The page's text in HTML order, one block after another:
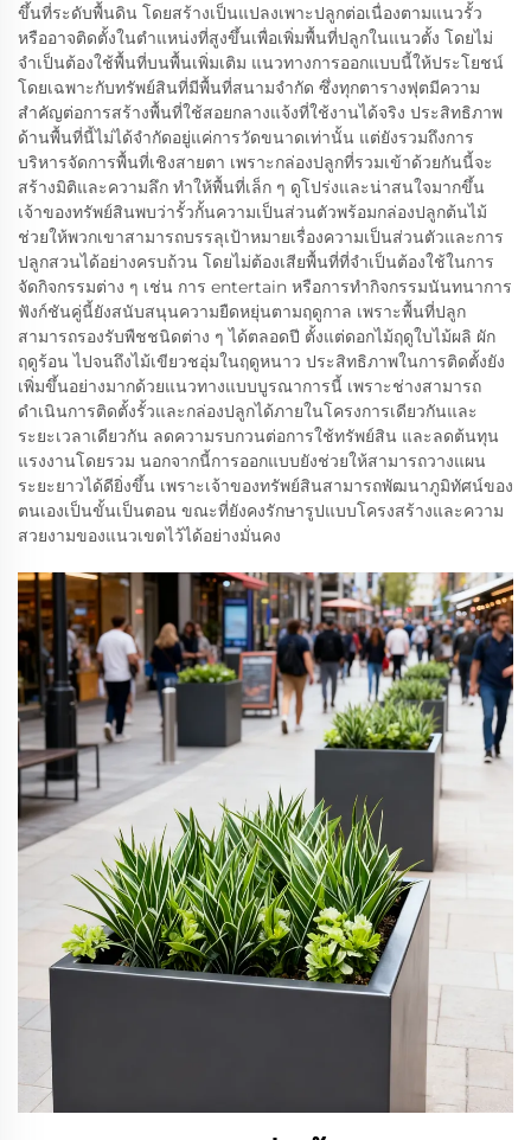
ขึ้นที่ระดับพื้นดิน โดยสร้างเป็นแปลงเพาะปลูกต่อเนื่องตามแนวรั้ว
หรืออาจติดตั้งในตำแหน่งที่สูงขึ้นเพื่อเพิ่มพื้นที่ปลูกในแนวตั้ง โดยไม่
จำเป็นต้องใช้พื้นที่บนพื้นเพิ่มเติม แนวทางการออกแบบนี้ให้ประโยชน์
โดยเฉพาะกับทรัพย์สินที่มีพื้นที่สนามจำกัด ซึ่งทุกตารางฟุตมีความ
สำคัญต่อการสร้างพื้นที่ใช้สอยกลางแจ้งที่ใช้งานได้จริง ประสิทธิภาพ
ด้านพื้นที่นี้ไม่ได้จำกัดอยู่แค่การวัดขนาดเท่านั้น แต่ยังรวมถึงการ
บริหารจัดการพื้นที่เชิงสายตา เพราะกล่องปลูกที่รวมเข้าด้วยกันนี้จะ
สร้างมิติและความลึก ทำให้พื้นที่เล็ก ๆ ดูโปร่งและน่าสนใจมากขึ้น
เจ้าของทรัพย์สินพบว่ารั้วกั้นความเป็นส่วนตัวพร้อมกล่องปลูกต้นไม้
ช่วยให้พวกเขาสามารถบรรลุเป้าหมายเรื่องความเป็นส่วนตัวและการ
ปลูกสวนได้อย่างครบถ้วน โดยไม่ต้องเสียพื้นที่ที่จำเป็นต้องใช้ในการ
จัดกิจกรรมต่าง ๆ เช่น การ entertain หรือการทำกิจกรรมนันทนาการ
ฟังก์ชันคู่นี้ยังสนับสนุนความยืดหยุ่นตามฤดูกาล เพราะพื้นที่ปลูก
สามารถรองรับพืชชนิดต่าง ๆ ได้ตลอดปี ตั้งแต่ดอกไม้ฤดูใบไม้ผลิ ผัก
ฤดูร้อน ไปจนถึงไม้เขียวชอุ่มในฤดูหนาว ประสิทธิภาพในการติดตั้งยัง
เพิ่มขึ้นอย่างมากด้วยแนวทางแบบบูรณาการนี้ เพราะช่างสามารถ
ดำเนินการติดตั้งรั้วและกล่องปลูกได้ภายในโครงการเดียวกันและ
ระยะเวลาเดียวกัน ลดความรบกวนต่อการใช้ทรัพย์สิน และลดต้นทุน
แรงงานโดยรวม นอกจากนี้การออกแบบยังช่วยให้สามารถวางแผน
ระยะยาวได้ดียิ่งขึ้น เพราะเจ้าของทรัพย์สินสามารถพัฒนาภูมิทัศน์ของ
ตนเองเป็นขั้นเป็นตอน ขณะที่ยังคงรักษารูปแบบโครงสร้างและความ
สวยงามของแนวเขตไว้ได้อย่างมั่นคง